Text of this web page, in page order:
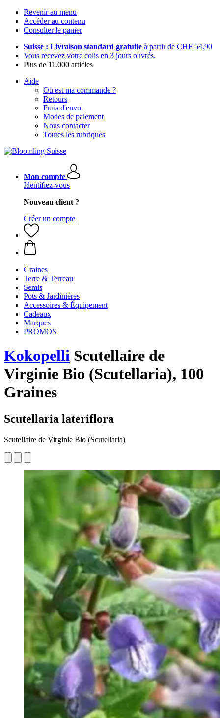
Revenir au menu
Accéder au contenu
Consulter le panier
Suisse : Livraison standard gratuite à partir de CHF 54.90
Vous recevez votre colis en 3 jours ouvrés.
Plus de 11.000 articles
Aide
Où est ma commande ?
Retours
Frais d'envoi
Modes de paiement
Nous contacter
Toutes les rubriques
Mon compte
Identifiez-vous
Nouveau client ?
Créer un compte
Graines
Terre & Terreau
Semis
Pots & Jardinières
Accessoires & Équipement
Cadeaux
Marques
PROMOS
Kokopelli Scutellaire de
Virginie Bio (Scutellaria), 100
Graines
Scutellaria lateriflora
Scutellaire de Virginie Bio (Scutellaria)